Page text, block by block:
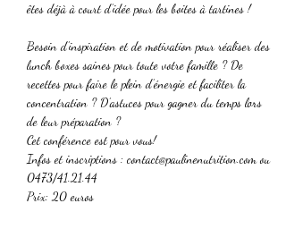
êtes déjà à court d’idée pour les boites à tartines !
Besoin d’inspiration et de motivation pour réaliser des
lunch boxes saines pour toute votre famille ? De
recettes pour faire le plein d’énergie et faciliter la
concentration ? D’astuces pour gagner du temps lors
de leur préparation ?
Cet conférence est pour vous!
Infos et inscriptions : contact@paulinenutrition.com ou
0473/41.21.44
Prix: 20 euros